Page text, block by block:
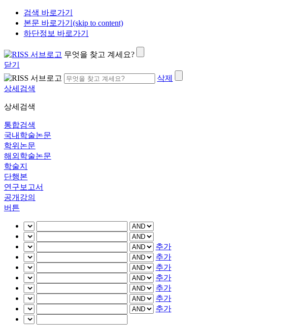
검색 바로가기
본문 바로가기(skip to content)
하단정보 바로가기
무엇을 찾고 계세요?
닫기
삭제
상세검색
상세검색
통합검색
국내학술논문
학위논문
해외학술논문
학술지
단행본
연구보고서
공개강의
버튼
추가
추가
추가
추가
추가
추가
추가